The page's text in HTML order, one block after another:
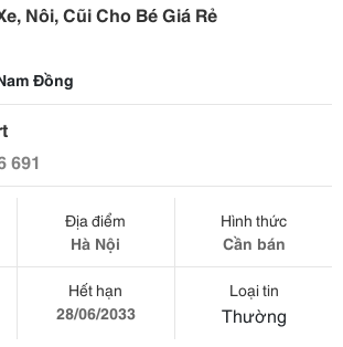
Nôi, Cũi Cho Bé Giá Rẻ
Đồng
691
Địa điểm
Hà Nội
Hình thức
Cần bán
Hết hạn
28/06/2033
Loại tin
Thường